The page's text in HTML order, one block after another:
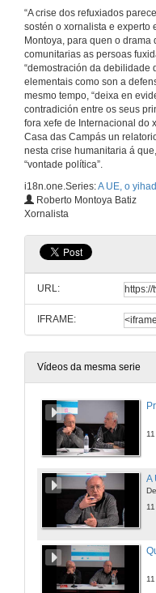
“A crise dos refuxiados
sostén o xornalista e experto
Montoya, para quen o
comunitarias as persoas
“demostración da debilidade
elementais como son a
mesmo tempo, “deixa en
contradición entre os seus
fora xefe de Internacional do
Casa das Campás un
nesta crise humanitaria á
“vontade política”.
i18n.one.Series:A UE, o
Roberto Montoya Batiz
Xornalista
URL:
IFRAME:
Vídeos da mesma serie